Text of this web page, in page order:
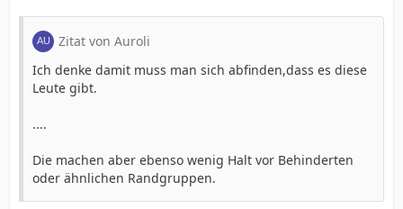
Zitat von Auroli
Ich denke damit muss man sich abfinden,dass es diese
Leute gibt.
....
Die machen aber ebenso wenig Halt vor Behinderten
oder ähnlichen Randgruppen.